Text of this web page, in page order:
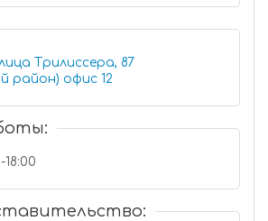
Трилиссера, 87
(Октябрьский район) офис 12